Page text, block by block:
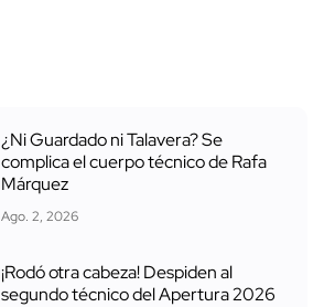
¿Ni Guardado ni Talavera? Se
complica el cuerpo técnico de Rafa
Márquez
Ago. 2, 2026
¡Rodó otra cabeza! Despiden al
segundo técnico del Apertura 2026